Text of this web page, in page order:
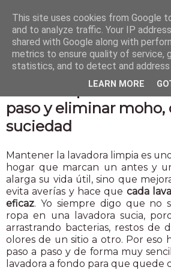
Cómo limpiar tu
paso y eliminar moho,
suciedad
Mantener la lavadora limpia es
hogar que marcan un antes y
alarga su vida útil, sino que
evita averías y hace que cada
eficaz. Yo siempre digo que no
ropa en una lavadora sucia,
arrastrando bacterias, restos de
olores de un sitio a otro. Por eso
paso a paso y de forma muy
lavadora a fondo para que quede
This site uses cookies from Google
and to analyze traffic. Your IP
shared with Google along with
metrics to ensure quality of service,
statistics, and to detect and address
LEARN MORE